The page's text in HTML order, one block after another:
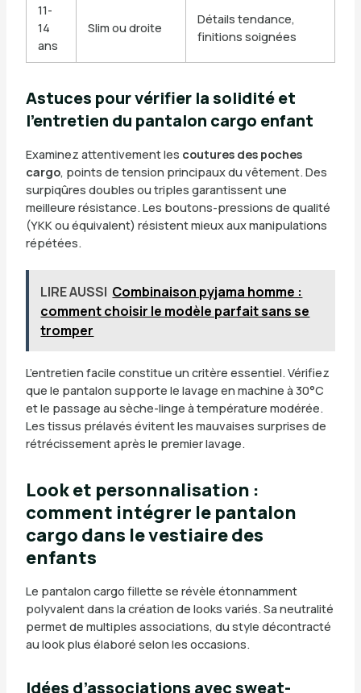
11-
14
ans
Slim ou droite
Détails tendance,
finitions soignées
Astuces pour vérifier la solidité et
l’entretien du pantalon cargo enfant
Examinez attentivement les coutures des poches
cargo, points de tension principaux du vêtement. Des
surpiqûres doubles ou triples garantissent une
meilleure résistance. Les boutons-pressions de qualité
(YKK ou équivalent) résistent mieux aux manipulations
répétées.
LIRE AUSSI Combinaison pyjama homme :
comment choisir le modèle parfait sans se
tromper
L’entretien facile constitue un critère essentiel. Vérifiez
que le pantalon supporte le lavage en machine à 30°C
et le passage au sèche-linge à température modérée.
Les tissus prélavés évitent les mauvaises surprises de
rétrécissement après le premier lavage.
Look et personnalisation :
comment intégrer le pantalon
cargo dans le vestiaire des
enfants
Le pantalon cargo fillette se révèle étonnamment
polyvalent dans la création de looks variés. Sa neutralité
permet de multiples associations, du style décontracté
au look plus élaboré selon les occasions.
Idées d’associations avec sweat-